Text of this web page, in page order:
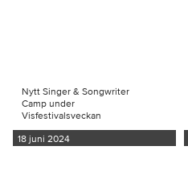
Nytt Singer & Songwriter
Camp under
Visfestivalsveckan
18 juni 2024